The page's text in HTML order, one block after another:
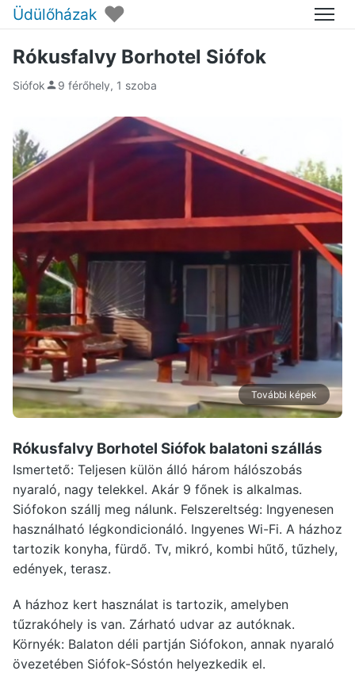
Üdülőházak ♥ Menü
Rókusfalvy Borhotel Siófok
Siófok 9 férőhely, 1 szoba
További képek
Rókusfalvy Borhotel Siófok balatoni szállás
Ismertető: Teljesen külön álló három hálószobás
nyaraló, nagy telekkel. Akár 9 főnek is alkalmas.
Siófokon szállj meg nálunk. Felszereltség: Ingyenesen
használható légkondicionáló. Ingyenes Wi-Fi. A házhoz
tartozik konyha, fürdő. Tv, mikró, kombi hűtő, tűzhely,
edények, terasz.
A házhoz kert használat is tartozik, amelyben
tűzrakóhely is van. Zárható udvar az autóknak.
Környék: Balaton déli partján Siófokon, annak nyaraló
övezetében Siófok-Sóstón helyezkedik el.